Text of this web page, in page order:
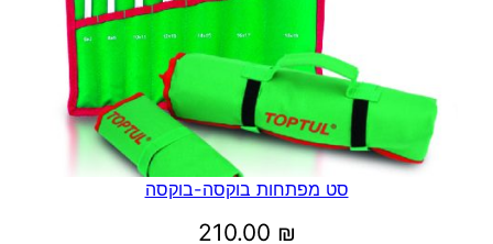
סט מפתחות בוקסה-בוקסה
210.00 ₪